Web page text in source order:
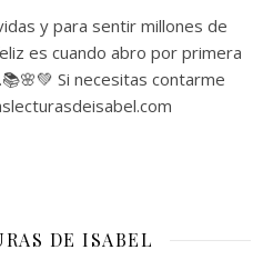
y para sentir millones de
es cuando abro por primera
Si necesitas contarme
DE ISABEL